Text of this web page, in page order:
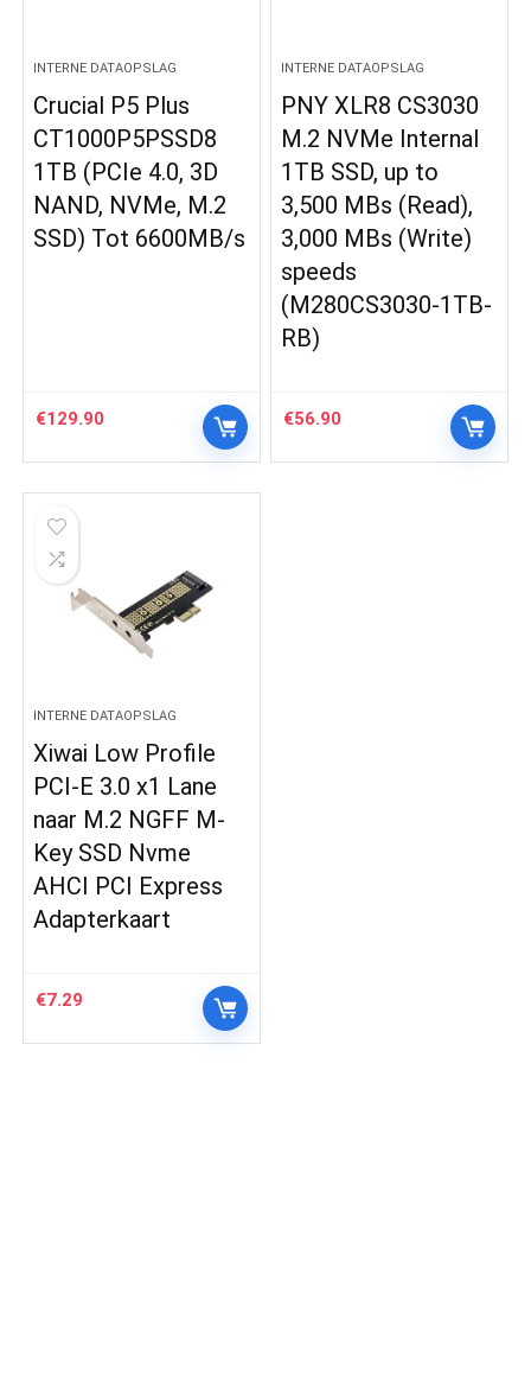
INTERNE DATAOPSLAG
Crucial P5 Plus
CT1000P5PSSD8
1TB (PCIe 4.0, 3D
NAND, NVMe, M.2
SSD) Tot 6600MB/s
€129.90
INTERNE DATAOPSLAG
PNY XLR8 CS3030
M.2 NVMe Internal
1TB SSD, up to
3,500 MBs (Read),
3,000 MBs (Write)
speeds
(M280CS3030-1TB-
RB)
€56.90
INTERNE DATAOPSLAG
Xiwai Low Profile
PCI-E 3.0 x1 Lane
naar M.2 NGFF M-
Key SSD Nvme
AHCI PCI Express
Adapterkaart
€7.29